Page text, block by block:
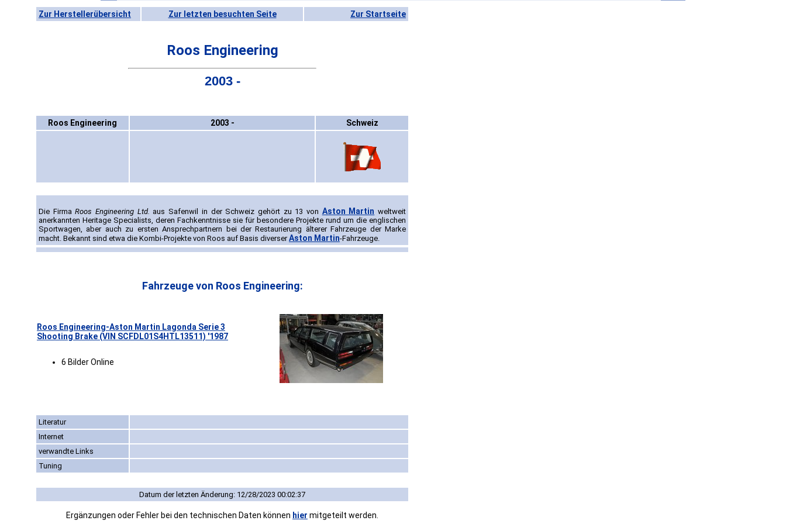
Zur Herstellerübersicht Zur letzten besuchten Seite Zur Startseite
Roos Engineering
2003 -
Roos Engineering 2003 - Schweiz
Die FirmaRoos Engineering Ltd. aus Safenwil in der Schweiz gehört zu 13 von Aston Martin weltweit
anerkannten Heritage Specialists, deren Fachkenntnisse sie für besondere Projekte rund um die englischen
Sportwagen, aber auch zu ersten Ansprechpartnern bei der Restaurierung älterer Fahrzeuge der Marke
macht. Bekannt sind etwa die Kombi-Projekte von Roos auf Basis diverserAston Martin-Fahrzeuge.
Fahrzeuge von Roos Engineering:
Roos Engineering-Aston Martin Lagonda Serie 3
Shooting Brake (VIN SCFDL01S4HTL13511) '1987
6 Bilder Online
Literatur
Internet
verwandte Links
Tuning
Datum der letzten Änderung: 12/28/2023 00:02:37
Ergänzungen oder Fehler bei den technischen Daten können hier mitgeteilt werden.